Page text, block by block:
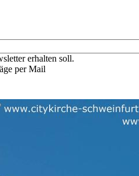
erhalten soll.
per Mail